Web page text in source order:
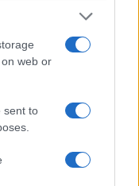
web or
sent to
il centro
spaccio e degrado:
scegliere la
l’ufficio